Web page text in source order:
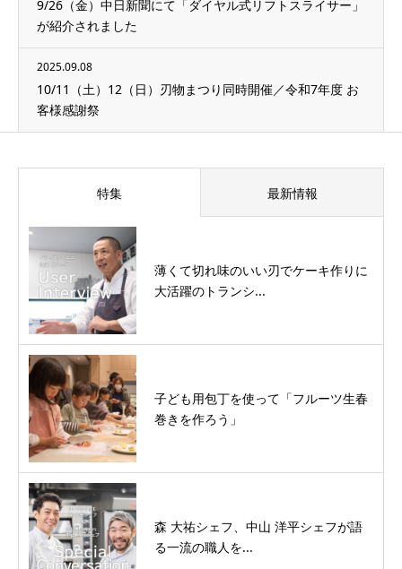
9/26（金）中日新聞にて「ダイヤル式リフトスライサー」
が紹介されました
2025.09.08
10/11（土）12（日）刃物まつり同時開催／令和7年度 お
客様感謝祭
特集 最新情報
薄くて切れ味のいい刃でケーキ作りに
大活躍のトランシ...
子ども用包丁を使って「フルーツ生春
巻きを作ろう」
森 大祐シェフ、中山 洋平シェフが語
る一流の職人を...